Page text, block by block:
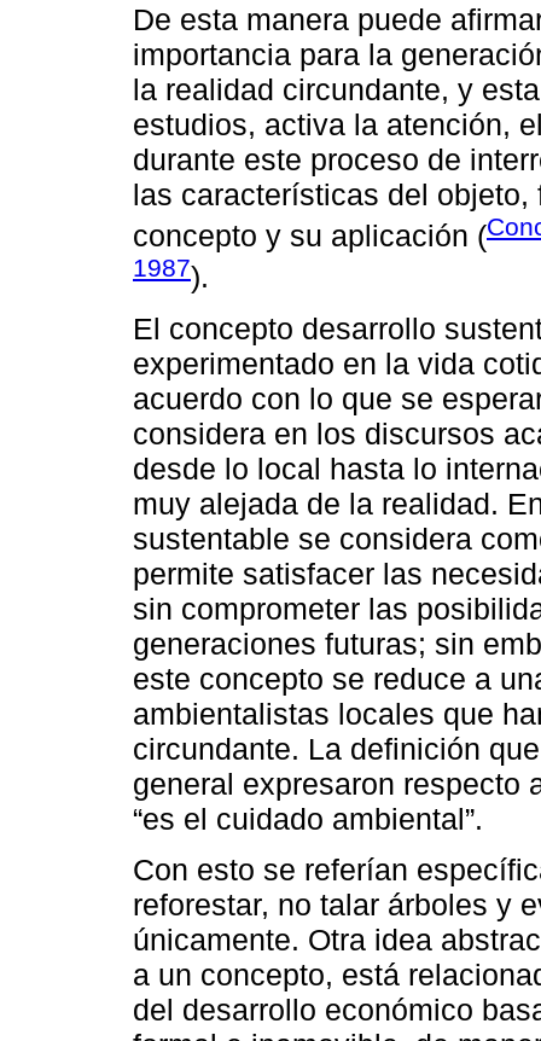
De esta manera puede
importancia para la
la realidad circundante, y
estudios, activa la atención,
durante este proceso de
las características del
concepto y su aplicación (
1987).
El concepto desarrollo
experimentado en la vida
acuerdo con lo que se
considera en los discursos
desde lo local hasta lo
muy alejada de la realidad.
sustentable se considera
permite satisfacer las
sin comprometer las
generaciones futuras; sin
este concepto se reduce a
ambientalistas locales que
circundante. La definición
general expresaron respecto
“es el cuidado ambiental”.
Con esto se referían
reforestar, no talar árboles y
únicamente. Otra idea
a un concepto, está
del desarrollo económico